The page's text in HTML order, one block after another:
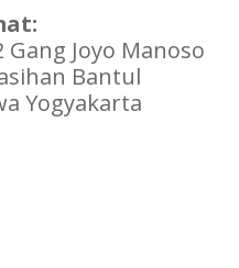
Gang Joyo Manoso
Bantul
Yogyakarta